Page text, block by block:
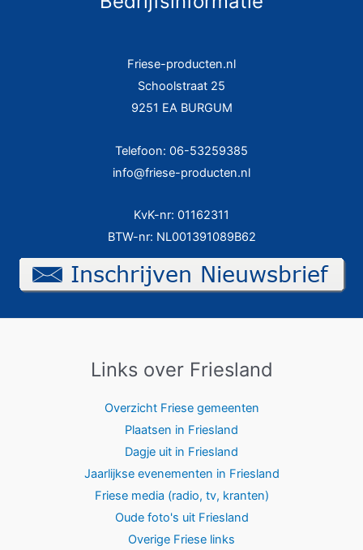
Friese-producten.nl
Schoolstraat 25
9251 EA BURGUM
Telefoon: 06-53259385
info@friese-producten.nl
KvK-nr: 01162311
BTW-nr: NL001391089B62
Links over Friesland
Overzicht Friese gemeenten
Plaatsen in Friesland
Dagje uit in Friesland
Jaarlijkse evenementen in Friesland
Friese media (radio, tv, kranten)
Oude foto's uit Friesland
Overige Friese links